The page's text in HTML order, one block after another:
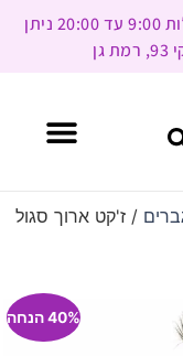
ניתן להגיע בתיאום מראש | בשעות הפעילות 9:00 עד 20:00 ניתן
/ ז'קט ארוך סגול
40% הנחה